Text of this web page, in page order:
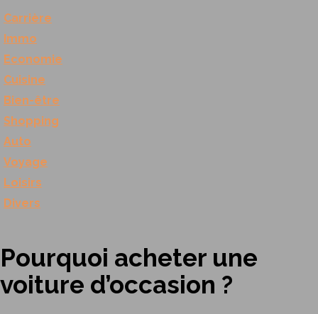
Carrière
Immo
Economie
Cuisine
Bien-être
Shopping
Auto
Voyage
Loisirs
Divers
Pourquoi acheter une
voiture d’occasion ?